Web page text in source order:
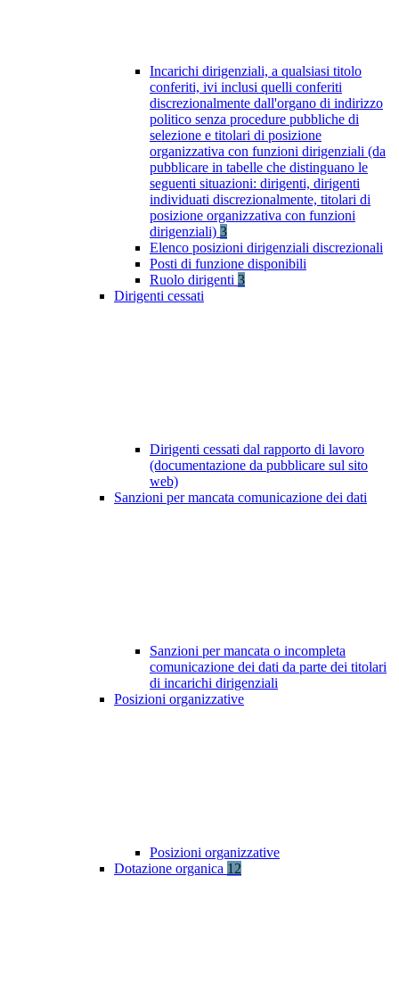
Incarichi dirigenziali, a qualsiasi titolo
conferiti, ivi inclusi quelli conferiti
discrezionalmente dall'organo di indirizzo
politico senza procedure pubbliche di
selezione e titolari di posizione
organizzativa con funzioni dirigenziali (da
pubblicare in tabelle che distinguano le
seguenti situazioni: dirigenti, dirigenti
individuati discrezionalmente, titolari di
posizione organizzativa con funzioni
dirigenziali) 3
Elenco posizioni dirigenziali discrezionali
Posti di funzione disponibili
Ruolo dirigenti 3
Dirigenti cessati
Dirigenti cessati dal rapporto di lavoro
(documentazione da pubblicare sul sito
web)
Sanzioni per mancata comunicazione dei dati
Sanzioni per mancata o incompleta
comunicazione dei dati da parte dei titolari
di incarichi dirigenziali
Posizioni organizzative
Posizioni organizzative
Dotazione organica 12